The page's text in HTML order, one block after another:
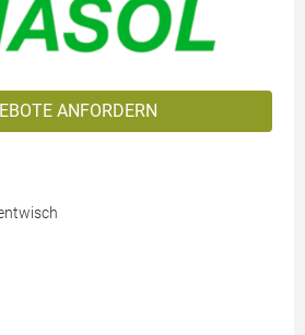
ANFORDERN